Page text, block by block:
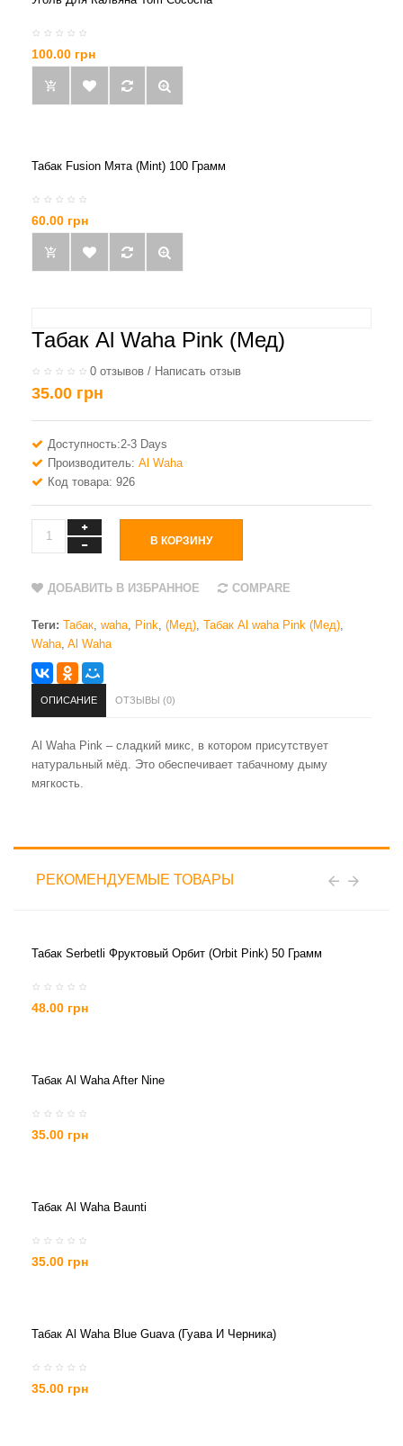
100.00 грн
Табак Fusion Мята (Mint) 100 Грамм
60.00 грн
Табак Al Waha Pink (Мед)
0 отзывов / Написать отзыв
35.00 грн
Доступность:2-3 Days
Производитель: Al Waha
Код товара: 926
В КОРЗИНУ
ДОБАВИТЬ В ИЗБРАННОЕ COMPARE
Теги: Табак waha Pink (Мед) Табак Al waha Pink (Мед)
Waha Al Waha
ОПИСАНИЕ ОТЗЫВЫ (0)
Al Waha Pink – сладкий микс, в котором присутствует
натуральный мёд. Это обеспечивает табачному дыму
мягкость.
РЕКОМЕНДУЕМЫЕ ТОВАРЫ
Табак Serbetli Фруктовый Орбит (Orbit Pink) 50 Грамм
48.00 грн
Табак Al Waha After Nine
35.00 грн
Табак Al Waha Baunti
35.00 грн
Табак Al Waha Blue Guava (Гуава И Черника)
35.00 грн